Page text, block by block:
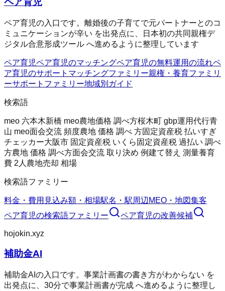
ペア育児の入口です。離婚後の子育てで元パートナーとのコ
ミュニケーションが辛い を出発点に、日本初の共同親権デ
ジタル合意形成ツール へ進めるように整理しています
ペア育児ペア育児のマッチングペア育児の無料運用の流れペ
ア育児のサポート マッチングファミリー親権・養育ファミリ
ーサポートファミリー地域別ガイド
検索語
meo 六本木新橋 meo農地価格 調べ方桜木町 gbp運用代行青
山 meo面会交流 頻度農地 価格 調べ 方固定資産税 払いすぎ
チェッカー大阪市 固定資産税 いくら 固定資産税 過払い 調べ
方農地 価格 調べ方面会交流 取り決め 例建て替え 測量養育
費 2人 農地売却 相場
検索語ファミリー
料金・費用 見込み額・相場駅名・駅周辺 MEO・地図集客
ペア育児の検索語ファミリー ペア育児の改善候補
hojokin.xyz
補助金AI
補助金AIの入口です。事業計画書の書き方がわからない を
出発点に、30分で事業計画書が完成 へ進めるように整理し